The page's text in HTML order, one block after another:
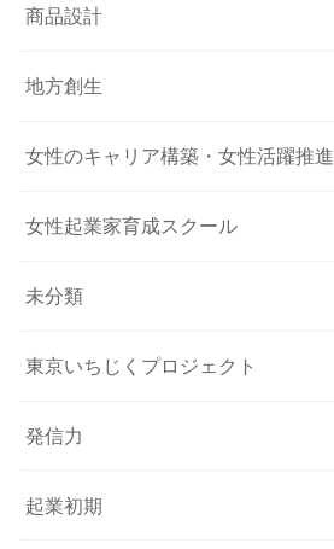
商品設計
地方創生
女性のキャリア構築・女性活躍推進
女性起業家育成スクール
未分類
東京いちじくプロジェクト
発信力
起業初期